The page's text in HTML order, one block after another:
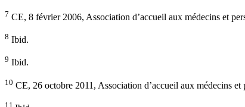
7 CE, 8 février 2006, Association d’accueil aux médecins et
8 Ibid.
9 Ibid.
10 CE, 26 octobre 2011, Association d’accueil aux médecins
11